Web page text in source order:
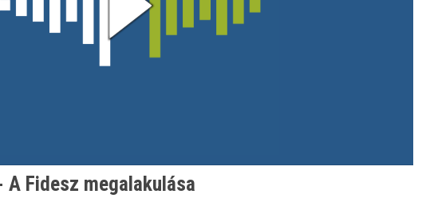
Fidesz megalakulása